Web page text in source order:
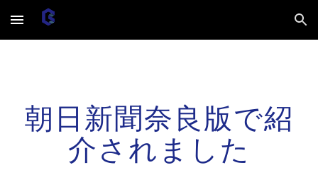
Skip to main content Skip to navigation
朝日新聞奈良版で紹
介されました